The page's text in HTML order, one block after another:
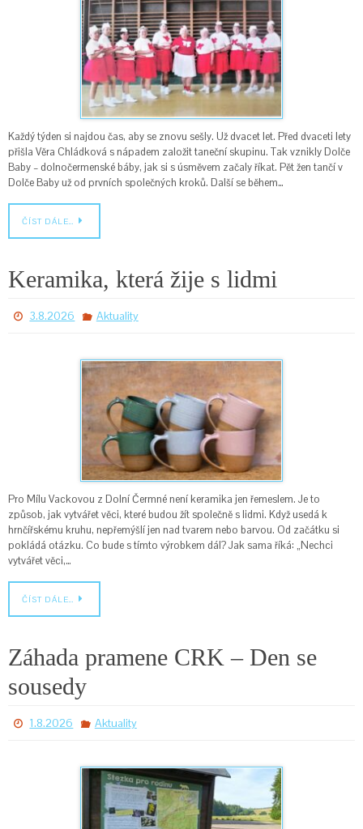
Každý týden si najdou čas, aby se znovu sešly. Už dvacet let. Před dvaceti lety
přišla Věra Chládková s nápadem založit taneční skupinu. Tak vznikly Dolče
Baby – dolnočermenské báby, jak si s úsměvem začaly říkat. Pět žen tančí v
Dolče Baby už od prvních společných kroků. Další se během…
ČÍST DÁLE…
Keramika, která žije s lidmi
3.8.2026 Aktuality
Pro Mílu Vackovou z Dolní Čermné není keramika jen řemeslem. Je to
způsob, jak vytvářet věci, které budou žít společně s lidmi. Když usedá k
hrnčířskému kruhu, nepřemýšlí jen nad tvarem nebo barvou. Od začátku si
pokládá otázku. Co bude s tímto výrobkem dál? Jak sama říká: „Nechci
vytvářet věci,…
ČÍST DÁLE…
Záhada pramene CRK – Den se
sousedy
1.8.2026 Aktuality